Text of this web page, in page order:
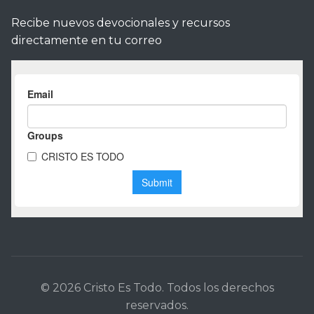
Recibe nuevos devocionales y recursos
directamente en tu correo
© 2026 Cristo Es Todo. Todos los derechos
reservados.